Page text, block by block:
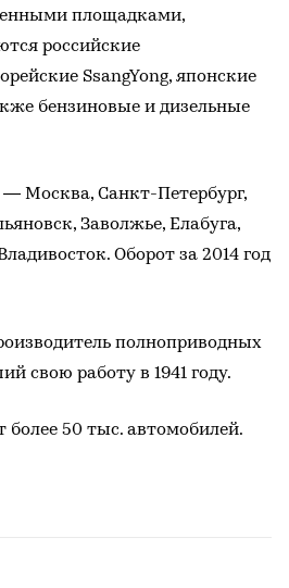
площадками,
российские
SsangYong, японские
бензиновые и дизельные
Москва, Санкт-Петербург,
Заволжье, Елабуга,
Оборот за 2014 год
полноприводных
свою работу в 1941 году.
более 50 тыс. автомобилей.